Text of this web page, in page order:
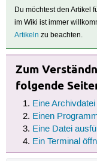
Du möchtest den Artikel
im Wiki ist immer
Artikeln zu beachten.
Zum
folgende
Eine
Einen
Eine Datei
Ein Terminal